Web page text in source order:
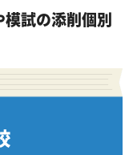
試の添削個別